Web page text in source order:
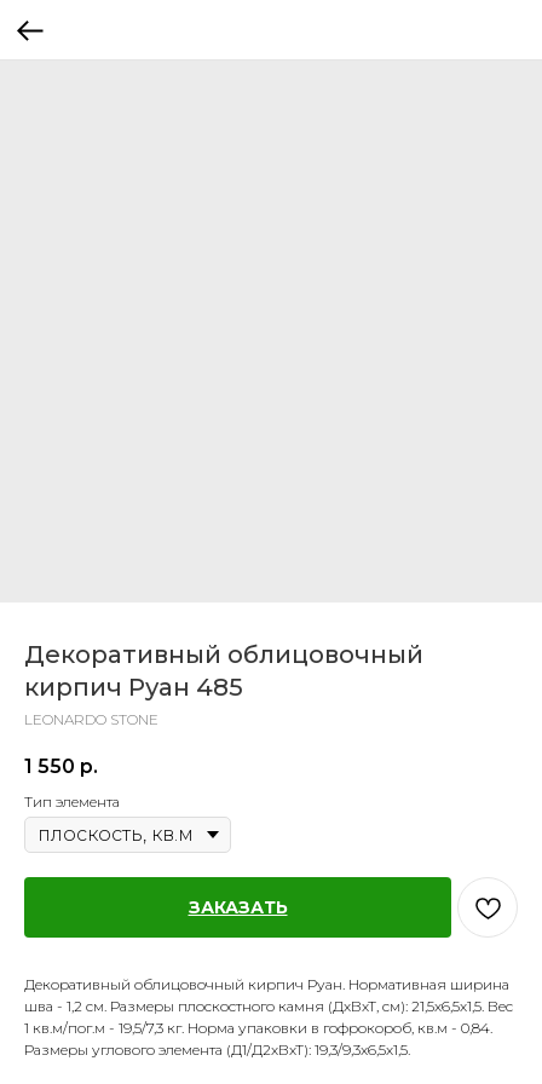
Декоративный облицовочный
кирпич Руан 485
LEONARDO STONE
1 550 р.
Тип элемента
ЗАКАЗАТЬ
Декоративный облицовочный кирпич Руан. Нормативная ширина
шва - 1,2 см. Размеры плоскостного камня (ДхВхТ, см): 21,5х6,5х1,5. Вес
1 кв.м/пог.м - 19,5/7,3 кг. Норма упаковки в гофрокороб, кв.м - 0,84.
Размеры углового элемента (Д1/Д2хВхТ): 19,3/9,3x6,5х1,5.